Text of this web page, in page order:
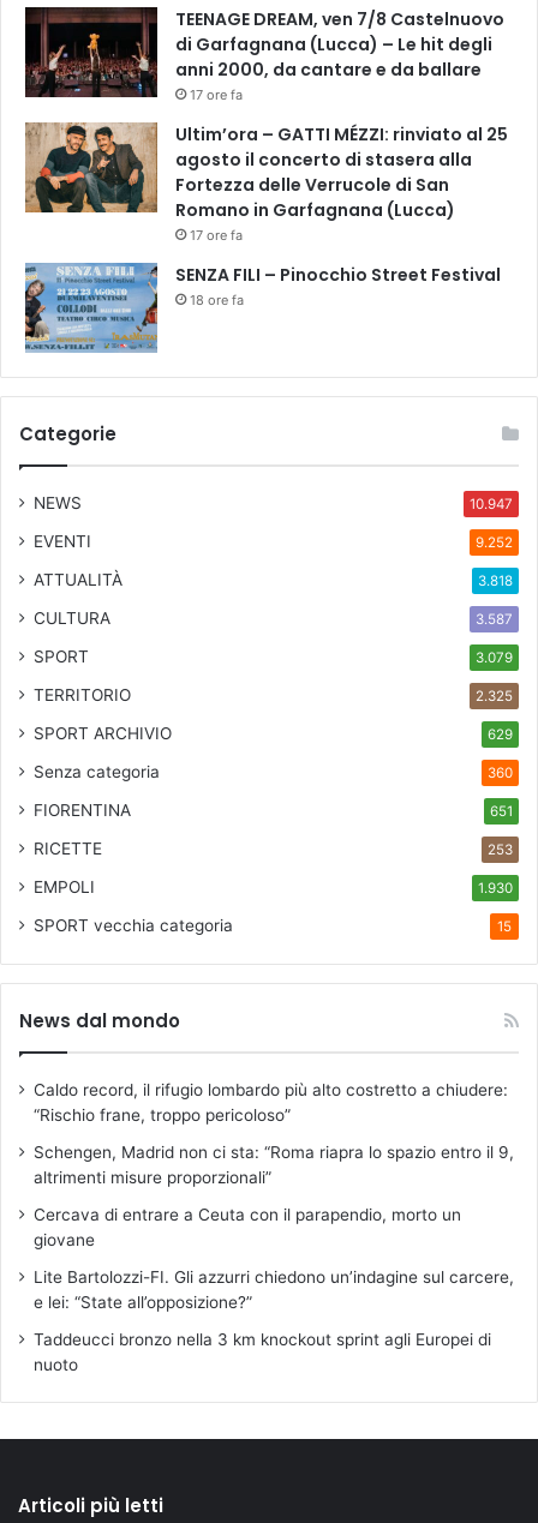
TEENAGE DREAM, ven 7/8 Castelnuovo
di Garfagnana (Lucca) – Le hit degli
anni 2000, da cantare e da ballare
17 ore fa
Ultim’ora – GATTI MÉZZI: rinviato al 25
agosto il concerto di stasera alla
Fortezza delle Verrucole di San
Romano in Garfagnana (Lucca)
17 ore fa
SENZA FILI – Pinocchio Street Festival
18 ore fa
Categorie
NEWS 10.947
EVENTI 9.252
ATTUALITÀ 3.818
CULTURA 3.587
SPORT 3.079
TERRITORIO 2.325
SPORT ARCHIVIO 629
Senza categoria 360
FIORENTINA 651
RICETTE 253
EMPOLI 1.930
SPORT vecchia categoria 15
News dal mondo
Caldo record, il rifugio lombardo più alto costretto a chiudere:
“Rischio frane, troppo pericoloso”
Schengen, Madrid non ci sta: “Roma riapra lo spazio entro il 9,
altrimenti misure proporzionali”
Cercava di entrare a Ceuta con il parapendio, morto un
giovane
Lite Bartolozzi-FI. Gli azzurri chiedono un’indagine sul carcere,
e lei: “State all’opposizione?”
Taddeucci bronzo nella 3 km knockout sprint agli Europei di
nuoto
Articoli più letti